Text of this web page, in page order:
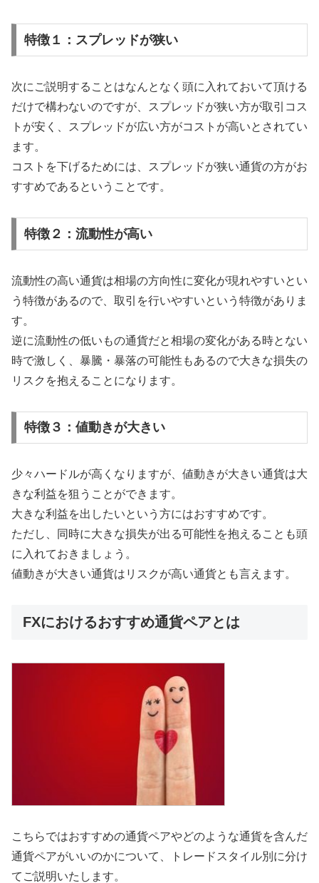
特徴１：スプレッドが狭い
次にご説明することはなんとなく頭に入れておいて頂ける
だけで構わないのですが、スプレッドが狭い方が取引コス
トが安く、スプレッドが広い方がコストが高いとされてい
ます。
コストを下げるためには、スプレッドが狭い通貨の方がお
すすめであるということです。
特徴２：流動性が高い
流動性の高い通貨は相場の方向性に変化が現れやすいとい
う特徴があるので、取引を行いやすいという特徴がありま
す。
逆に流動性の低いもの通貨だと相場の変化がある時とない
時で激しく、暴騰・暴落の可能性もあるので大きな損失の
リスクを抱えることになります。
特徴３：値動きが大きい
少々ハードルが高くなりますが、値動きが大きい通貨は大
きな利益を狙うことができます。
大きな利益を出したいという方にはおすすめです。
ただし、同時に大きな損失が出る可能性を抱えることも頭
に入れておきましょう。
値動きが大きい通貨はリスクが高い通貨とも言えます。
FXにおけるおすすめ通貨ペアとは
こちらではおすすめの通貨ペアやどのような通貨を含んだ
通貨ペアがいいのかについて、トレードスタイル別に分け
てご説明いたします。